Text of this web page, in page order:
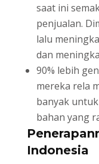
saat ini
penjualan.
lalu
dan
90% lebih
mereka rela
banyak
bahan yang
Indonesia